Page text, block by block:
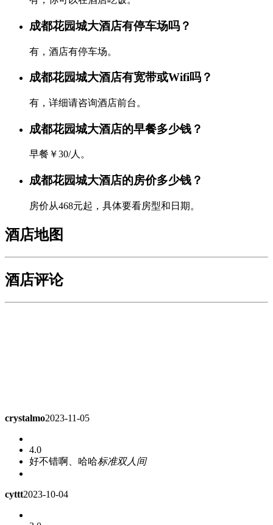
成都花园城大酒店有停车场吗？
有，酒店有停车场。
成都花园城大酒店有宽带或Wifi吗？
有，详细请咨询酒店前台。
成都花园城大酒店的早餐多少钱？
早餐￥30/人。
成都花园城大酒店的房价多少钱？
房价从468元起，具体要看房型和日期。
酒店地图
酒店评论
crystalmo 2023-11-05
4.0
好不错啊、哈哈 标准双人间
cyttt2023-10-04
3.0